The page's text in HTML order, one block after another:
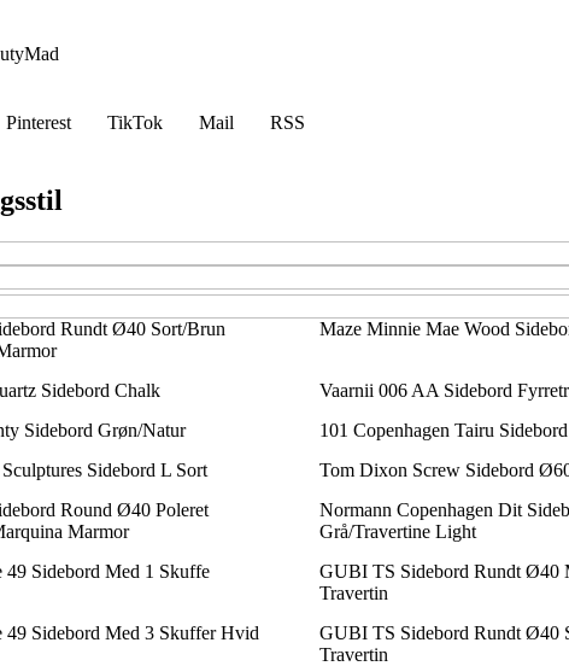
Mad
Pinterest TikTok Mail
RSS
Rundt Ø40 Sort/Brun
Maze Minnie Mae Wood
Sidebord Chalk Vaarnii 006 AA Sidebord
Sidebord Grøn/Natur 101 Copenhagen Tairu
Sidebord L Sort Tom Dixon Screw Sidebord
Round Ø40 Poleret
Marmor
Normann Copenhagen Dit
Grå/Travertine Light
49 Sidebord Med 1 Skuffe
GUBI TS Sidebord Rundt Ø40
Travertin
49 Sidebord Med 3 Skuffer Hvid
GUBI TS Sidebord Rundt Ø40
Travertin